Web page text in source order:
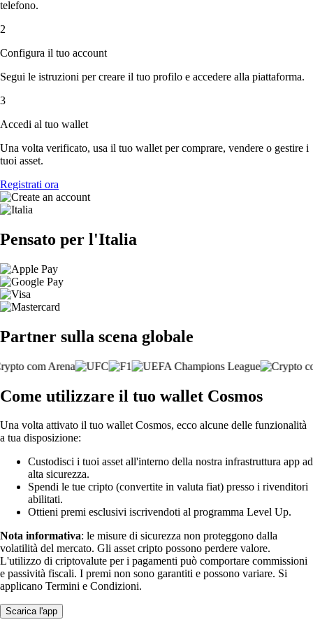
telefono.
2
Configura il tuo account
Segui le istruzioni per creare il tuo profilo e accedere alla piattaforma.
3
Accedi al tuo wallet
Una volta verificato, usa il tuo wallet per comprare, vendere o gestire i
tuoi asset.
Registrati ora
Pensato per l'Italia
Partner sulla scena globale
Come utilizzare il tuo wallet Cosmos
Una volta attivato il tuo wallet Cosmos, ecco alcune delle funzionalità
a tua disposizione:
Custodisci i tuoi asset all'interno della nostra infrastruttura app ad
alta sicurezza.
Spendi le tue cripto (convertite in valuta fiat) presso i rivenditori
abilitati.
Ottieni premi esclusivi iscrivendoti al programma Level Up.
Nota informativa: le misure di sicurezza non proteggono dalla
volatilità del mercato. Gli asset cripto possono perdere valore.
L'utilizzo di criptovalute per i pagamenti può comportare commissioni
e passività fiscali. I premi non sono garantiti e possono variare. Si
applicano Termini e Condizioni.
Scarica l'app